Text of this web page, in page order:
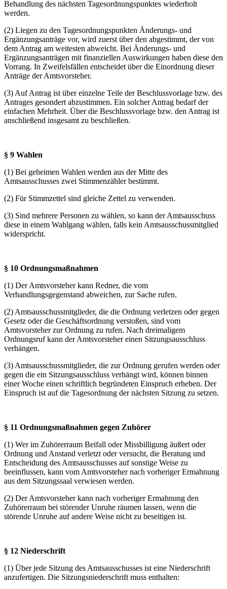
Behandlung des nächsten Tagesordnungspunktes wiederholt
werden.
(2) Liegen zu den Tagesordnungspunkten Änderungs- und
Ergänzungsanträge vor, wird zuerst über den abgestimmt, der von
dem Antrag am weitesten abweicht. Bei Änderungs- und
Ergänzungsanträgen mit finanziellen Auswirkungen haben diese den
Vorrang. In Zweifelsfällen entscheidet über die Einordnung dieser
Anträge der Amtsvorsteher.
(3) Auf Antrag ist über einzelne Teile der Beschlussvorlage bzw. des
Antrages gesondert abzustimmen. Ein solcher Antrag bedarf der
einfachen Mehrheit. Über die Beschlussvorlage bzw. den Antrag ist
anschließend insgesamt zu beschließen.
§ 9 Wahlen
(1) Bei geheimen Wahlen werden aus der Mitte des
Amtsausschusses zwei Stimmenzähler bestimmt.
(2) Für Stimmzettel sind gleiche Zettel zu verwenden.
(3) Sind mehrere Personen zu wählen, so kann der Amtsausschuss
diese in einem Wahlgang wählen, falls kein Amtsausschussmitglied
widerspricht.
§ 10 Ordnungsmaßnahmen
(1) Der Amtsvorsteher kann Redner, die vom
Verhandlungsgegenstand abweichen, zur Sache rufen.
(2) Amtsausschussmitglieder, die die Ordnung verletzen oder gegen
Gesetz oder die Geschäftsordnung verstoßen, sind vom
Amtsvorsteher zur Ordnung zu rufen. Nach dreimaligem
Ordnungsruf kann der Amtsvorsteher einen Sitzungsausschluss
verhängen.
(3) Amtsausschussmitglieder, die zur Ordnung gerufen werden oder
gegen die ein Sitzungsausschluss verhängt wird, können binnen
einer Woche einen schriftlich begründeten Einspruch erheben. Der
Einspruch ist auf die Tagesordnung der nächsten Sitzung zu setzen.
§ 11 Ordnungsmaßnahmen gegen Zuhörer
(1) Wer im Zuhörerraum Beifall oder Missbilligung äußert oder
Ordnung und Anstand verletzt oder versucht, die Beratung und
Entscheidung des Amtsausschusses auf sonstige Weise zu
beeinflussen, kann vom Amtsvorsteher nach vorheriger Ermahnung
aus dem Sitzungssaal verwiesen werden.
(2) Der Amtsvorsteher kann nach vorheriger Ermahnung den
Zuhörerraum bei störender Unruhe räumen lassen, wenn die
störende Unruhe auf andere Weise nicht zu beseitigen ist.
§ 12 Niederschrift
(1) Über jede Sitzung des Amtsausschusses ist eine Niederschrift
anzufertigen. Die Sitzungsniederschrift muss enthalten: